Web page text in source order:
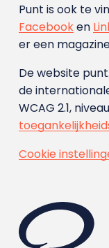
Punt is ook te
Facebooken
er een
De website
de
WCAG 2.1,
Cookie